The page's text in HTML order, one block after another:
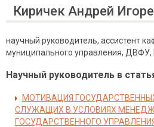
Киричек Андрей
научный руководитель, ассистент
муниципального управления, ДВФУ,
Научный руководитель в
МОТИВАЦИЯ
СЛУЖАЩИХ В УСЛОВИЯХ
ГОСУДАРСТВЕННОГО